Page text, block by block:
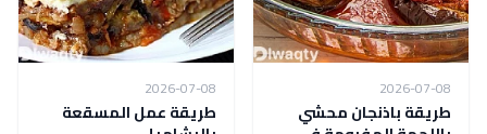
2026-07-08
طريقة باذنجان محشي
2026-07-08
طريقة عمل المسقعة